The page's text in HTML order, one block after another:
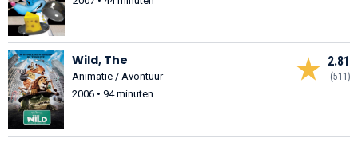
2.81
(511)
Wild, The
Animatie / Avontuur
2006 • 94 minuten